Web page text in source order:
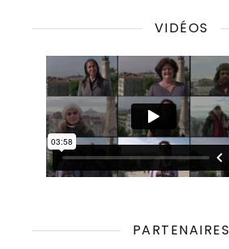
VIDÉOS
PARTENAIRES